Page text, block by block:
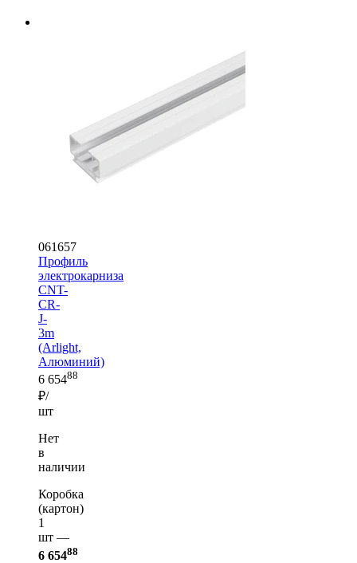
061657
Профиль
электрокарниза
CNT-
CR-
J-
3m
(Arlight,
Алюминий)
6 65488
₽/
шт
Нет
в
наличии
Коробка
(картон)
1
шт —
6 65488